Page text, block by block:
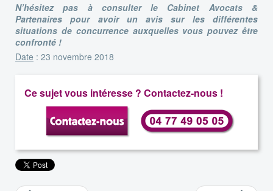
N’hésitez pas à consulter le Cabinet Avocats &
Partenaires pour avoir un avis sur les différentes
situations de concurrence auxquelles vous pouvez être
confronté !
Date : 23 novembre 2018
Ce sujet vous intéresse ? Contactez-nous !